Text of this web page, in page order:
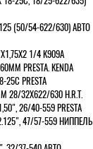
(50/54-622/630) АВТО
1/4 K909A
PRESTA. KENDA
25С PRESTA
28/32Х622/630 H.R.T.
26/40-559 PRESTA
47/57-559 НИППЕЛЬ